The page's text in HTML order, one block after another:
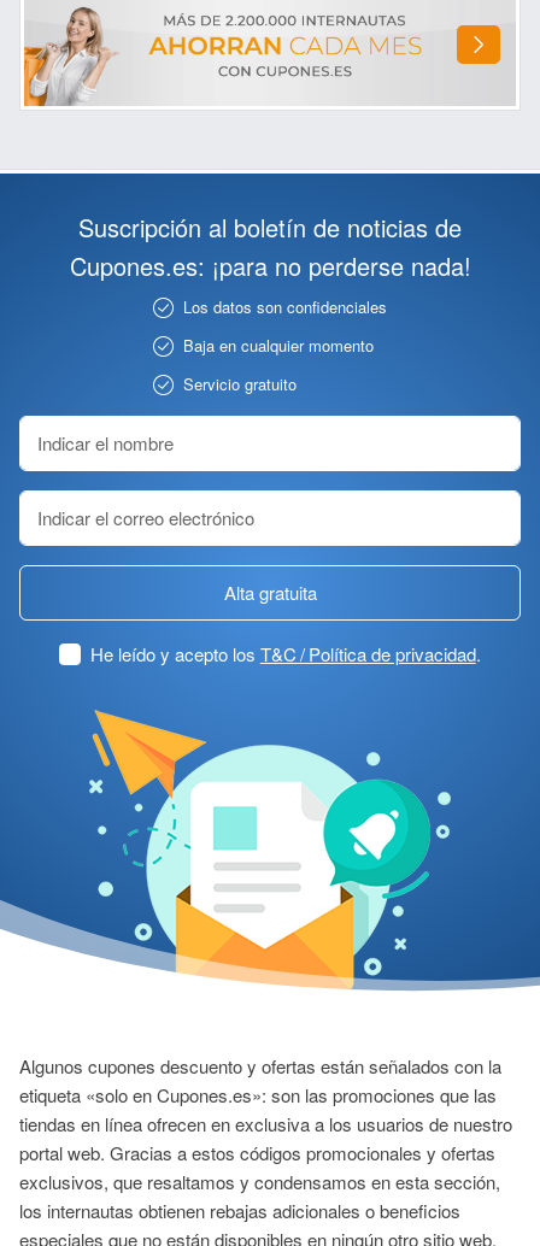
Suscripción al boletín de noticias de
Cupones.es: ¡para no perderse nada!
Los datos son confidenciales
Baja en cualquier momento
Servicio gratuito
Alta gratuita
He leído y acepto los T&C / Política de privacidad.
Algunos cupones descuento y ofertas están señalados con la
etiqueta «solo en Cupones.es»: son las promociones que las
tiendas en línea ofrecen en exclusiva a los usuarios de nuestro
portal web. Gracias a estos códigos promocionales y ofertas
exclusivos, que resaltamos y condensamos en esta sección,
los internautas obtienen rebajas adicionales o beneficios
especiales que no están disponibles en ningún otro sitio web.